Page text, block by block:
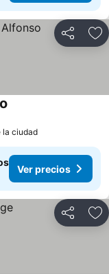
Compartir
la ciudad
Ver precios
Compartir